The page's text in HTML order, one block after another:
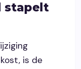
stapelt
is de